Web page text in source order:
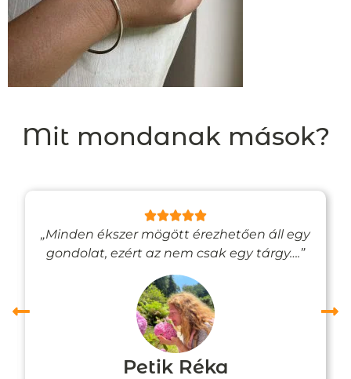
Mit mondanak mások?
„Minden ékszer mögött érezhetően áll egy
gondolat, ezért az nem csak egy tárgy….”
Petik Réka